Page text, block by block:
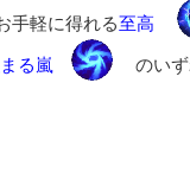
手軽に得れる至高
る嵐
のいず